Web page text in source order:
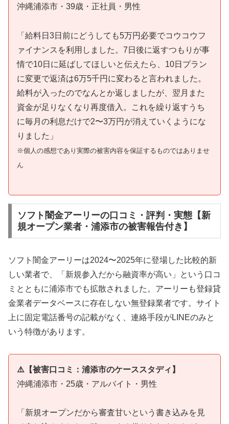
沖縄浦添市・39歳・正社員・男性
「給料日3日前にどうしても5万円必要でコウコウフ
ァイナンスを利用しました。7日後に返すつもりが事
情で10日に延ばしてほしいと伝えたら、10日プラン
に変更で返済は6万5千円に変わると言われました。
給料が入ったのでなんとか返しましたが、翌月また
資金が足りなくなり再度借入。これを繰り返すうち
に毎月の利息だけで2〜3万円が消えていくようにな
りました」
※個人の感想であり実際の被害内容を保証するものではありませ
ん
ソフト闇金アーリーの口コミ・評判・実態【新
規オープン業者・浦添市の被害報告付き】
ソフト闇金アーリーは2024〜2025年に登場した比較的新
しい業者で、「新規参入だから融資率が高い」という口コ
ミとともに浦添市でも拡散されました。アーリーも登録貸
金業者データベースに存在しない無登録業者です。サイト
上に固定電話番号の記載がなく、連絡手段がLINEのみと
いう特徴があります。
⚠️【被害口コミ：浦添市のケーススタディ】
沖縄浦添市・25歳・アルバイト・男性
「新規オープンだから審査甘いという書き込みを見